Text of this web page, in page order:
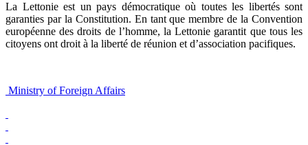
La Lettonie est un pays démocratique où toutes les libertés sont
garanties par la Constitution. En tant que membre de la Convention
européenne des droits de l’homme, la Lettonie garantit que tous les
citoyens ont droit à la liberté de réunion et d’association pacifiques.
Ministry of Foreign Affairs